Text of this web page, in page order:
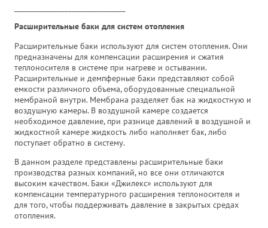
Расширительные баки для систем отопления
Расширительные баки используют для систем отопления. Они
предназначены для компенсации расширения и сжатия
теплоносителя в системе при нагреве и остывании.
Расширительные и демпферные баки представляют собой
емкости различного объема, оборудованные специальной
мембраной внутри. Мембрана разделяет бак на жидкостную и
воздушную камеры. В воздушной камере создается
необходимое давление, при разнице давлений в воздушной и
жидкостной камере жидкость либо наполняет бак, либо
поступает обратно в систему.
В данном разделе представлены расширительные баки
производства разных компаний, но все они отличаются
высоким качеством. Баки «Джилекс» используют для
компенсации температурного расширения теплоносителя и
для того, чтобы поддерживать давление в закрытых средах
отопления.